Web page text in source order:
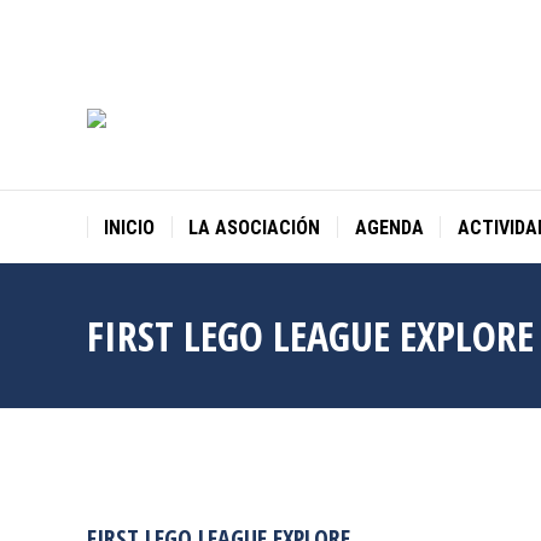
INICIO LA ASOCIACIÓN AGENDA
FIRST LEGO LEAGUE EXPLORE